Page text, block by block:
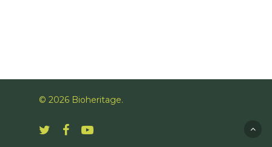
© 2026 Bioheritage.